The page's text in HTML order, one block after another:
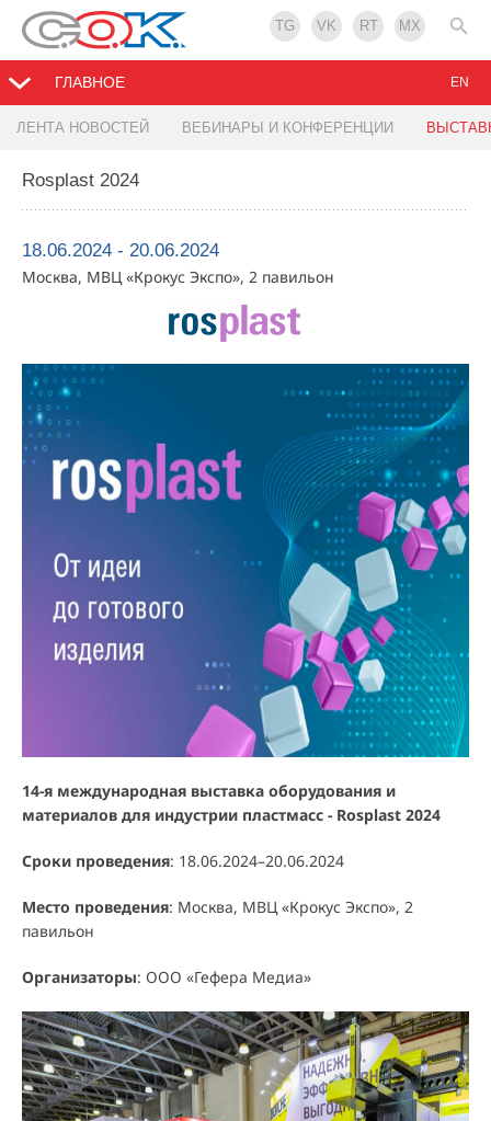
TG VK RT MX
ГЛАВНОЕ
ЛЕНТА НОВОСТЕЙ ВЕБИНАРЫ И КОНФЕРЕНЦИИ
EN
Rosplast 2024
18.06.2024 - 20.06.2024
Москва, МВЦ «Крокус Экспо», 2 павильон
14-я международная выставка оборудования и
материалов для индустрии пластмасс - Rosplast 2024
Сроки проведения: 18.06.2024–20.06.2024
Место проведения: Москва, МВЦ «Крокус Экспо», 2
павильон
Организаторы: ООО «Гефера Медиа»